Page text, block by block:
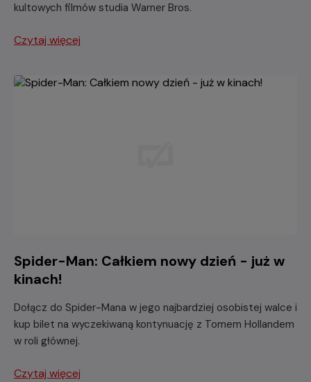
kultowych filmów studia Warner Bros.
Czytaj więcej
Spider-Man: Całkiem nowy dzień - już w
kinach!
Dołącz do Spider-Mana w jego najbardziej osobistej walce i
kup bilet na wyczekiwaną kontynuację z Tomem Hollandem
w roli głównej.
Czytaj więcej